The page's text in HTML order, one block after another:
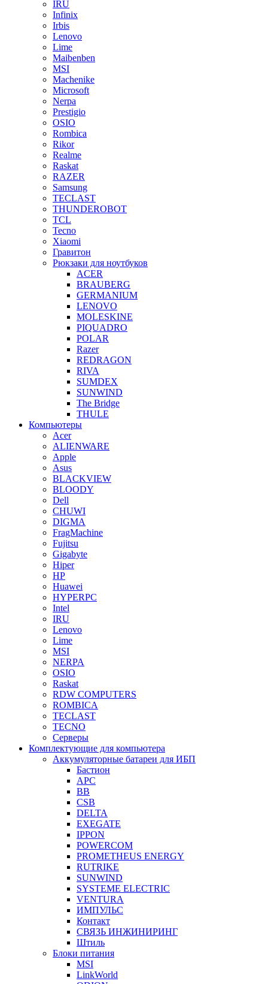
IRU
Infinix
Irbis
Lenovo
Lime
Maibenben
MSI
Machenike
Microsoft
Nerpa
Prestigio
OSIO
Rombica
Rikor
Realme
Raskat
RAZER
Samsung
TECLAST
THUNDEROBOT
TCL
Tecno
Xiaomi
Гравитон
Рюкзаки для ноутбуков
ACER
BRAUBERG
GERMANIUM
LENOVO
MOLESKINE
PIQUADRO
POLAR
Razer
REDRAGON
RIVA
SUMDEX
SUNWIND
The Bridge
THULE
Компьютеры
Acer
ALIENWARE
Apple
Asus
BLACKVIEW
BLOODY
Dell
CHUWI
DIGMA
FragMachine
Fujitsu
Gigabyte
Hiper
HP
Huawei
HYPERPC
Intel
IRU
Lenovo
Lime
MSI
NERPA
OSIO
Raskat
RDW COMPUTERS
ROMBICA
TECLAST
TECNO
Серверы
Комплектующие для компьютера
Аккумуляторные батареи для ИБП
Бастион
APC
BB
CSB
DELTA
EXEGATE
IPPON
POWERCOM
PROMETHEUS ENERGY
RUTRIKE
SUNWIND
SYSTEME ELECTRIC
VENTURA
ИМПУЛЬС
Контакт
СВЯЗЬ ИНЖИНИРИНГ
Штиль
Блоки питания
MSI
LinkWorld